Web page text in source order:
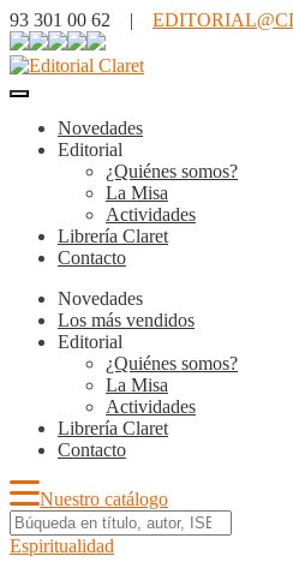
93 301 00 62 |
Novedades
Editorial
¿Quiénes somos?
La Misa
Actividades
Librería Claret
Contacto
Novedades
Los más vendidos
Editorial
¿Quiénes somos?
La Misa
Actividades
Librería Claret
Contacto
Nuestro catálogo
Espiritualidad